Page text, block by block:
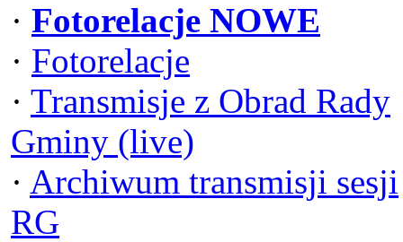
· Fotorelacje NOWE
· Fotorelacje
· Transmisje z Obrad Rady
Gminy (live)
· Archiwum transmisji sesji
RG